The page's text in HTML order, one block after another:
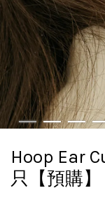
Hoop Ear
只【預購】